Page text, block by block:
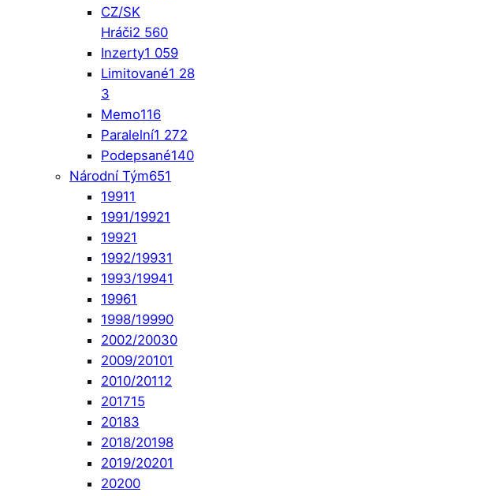
CZ/SK
Hráči2 560
Inzerty1 059
Limitované1 28
3
Memo116
Paralelní1 272
Podepsané140
Národní Tým651
19911
1991/19921
19921
1992/19931
1993/19941
19961
1998/19990
2002/20030
2009/20101
2010/20112
201715
20183
2018/20198
2019/20201
20200